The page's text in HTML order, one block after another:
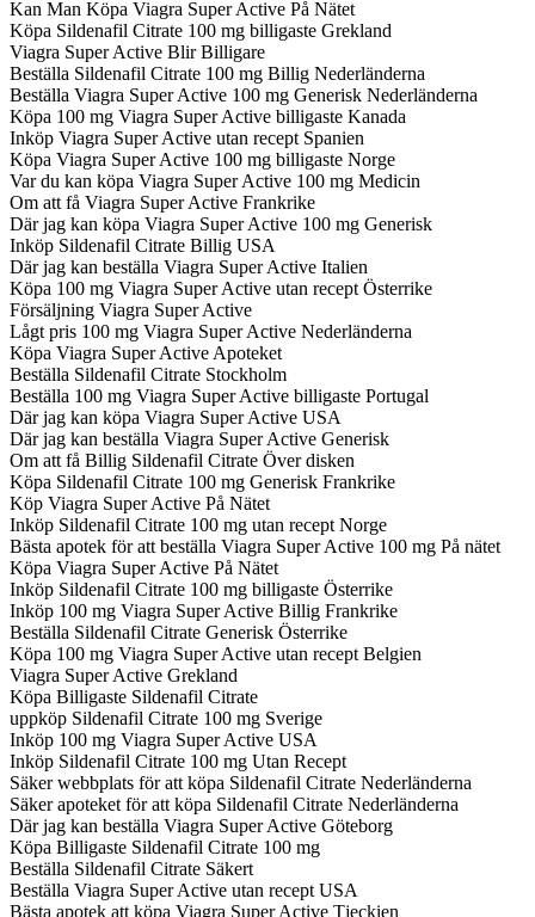
Kan Man Köpa Viagra Super Active På Nätet
Köpa Sildenafil Citrate 100 mg billigaste Grekland
Viagra Super Active Blir Billigare
Beställa Sildenafil Citrate 100 mg Billig Nederländerna
Beställa Viagra Super Active 100 mg Generisk Nederländerna
Köpa 100 mg Viagra Super Active billigaste Kanada
Inköp Viagra Super Active utan recept Spanien
Köpa Viagra Super Active 100 mg billigaste Norge
Var du kan köpa Viagra Super Active 100 mg Medicin
Om att få Viagra Super Active Frankrike
Där jag kan köpa Viagra Super Active 100 mg Generisk
Inköp Sildenafil Citrate Billig USA
Där jag kan beställa Viagra Super Active Italien
Köpa 100 mg Viagra Super Active utan recept Österrike
Försäljning Viagra Super Active
Lågt pris 100 mg Viagra Super Active Nederländerna
Köpa Viagra Super Active Apoteket
Beställa Sildenafil Citrate Stockholm
Beställa 100 mg Viagra Super Active billigaste Portugal
Där jag kan köpa Viagra Super Active USA
Där jag kan beställa Viagra Super Active Generisk
Om att få Billig Sildenafil Citrate Över disken
Köpa Sildenafil Citrate 100 mg Generisk Frankrike
Köp Viagra Super Active På Nätet
Inköp Sildenafil Citrate 100 mg utan recept Norge
Bästa apotek för att beställa Viagra Super Active 100 mg På nätet
Köpa Viagra Super Active På Nätet
Inköp Sildenafil Citrate 100 mg billigaste Österrike
Inköp 100 mg Viagra Super Active Billig Frankrike
Beställa Sildenafil Citrate Generisk Österrike
Köpa 100 mg Viagra Super Active utan recept Belgien
Viagra Super Active Grekland
Köpa Billigaste Sildenafil Citrate
uppköp Sildenafil Citrate 100 mg Sverige
Inköp 100 mg Viagra Super Active USA
Inköp Sildenafil Citrate 100 mg Utan Recept
Säker webbplats för att köpa Sildenafil Citrate Nederländerna
Säker apoteket för att köpa Sildenafil Citrate Nederländerna
Där jag kan beställa Viagra Super Active Göteborg
Köpa Billigaste Sildenafil Citrate 100 mg
Beställa Sildenafil Citrate Säkert
Beställa Viagra Super Active utan recept USA
Bästa apotek att köpa Viagra Super Active Tjeckien